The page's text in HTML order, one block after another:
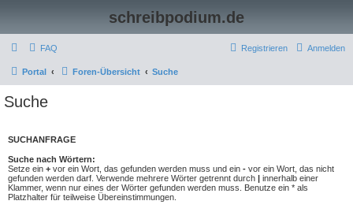
schreibpodium.de
FAQ Anmelden
Registrieren
Portal Foren-Übersicht Suche
Suche
SUCHANFRAGE
Suche nach Wörtern:
Setze ein + vor ein Wort, das gefunden werden muss und ein - vor ein Wort, das nicht
gefunden werden darf. Verwende mehrere Wörter getrennt durch | innerhalb einer
Klammer, wenn nur eines der Wörter gefunden werden muss. Benutze ein * als
Platzhalter für teilweise Übereinstimmungen.